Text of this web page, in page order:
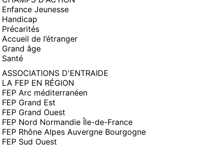
Enfance Jeunesse
Handicap
Précarités
Accueil de l’étranger
Grand âge
Santé
ASSOCIATIONS D'ENTRAIDE
LA FEP EN RÉGION
FEP Arc méditerranéen
FEP Grand Est
FEP Grand Ouest
FEP Nord Normandie Île-de-France
FEP Rhône Alpes Auvergne Bourgogne
FEP Sud Ouest